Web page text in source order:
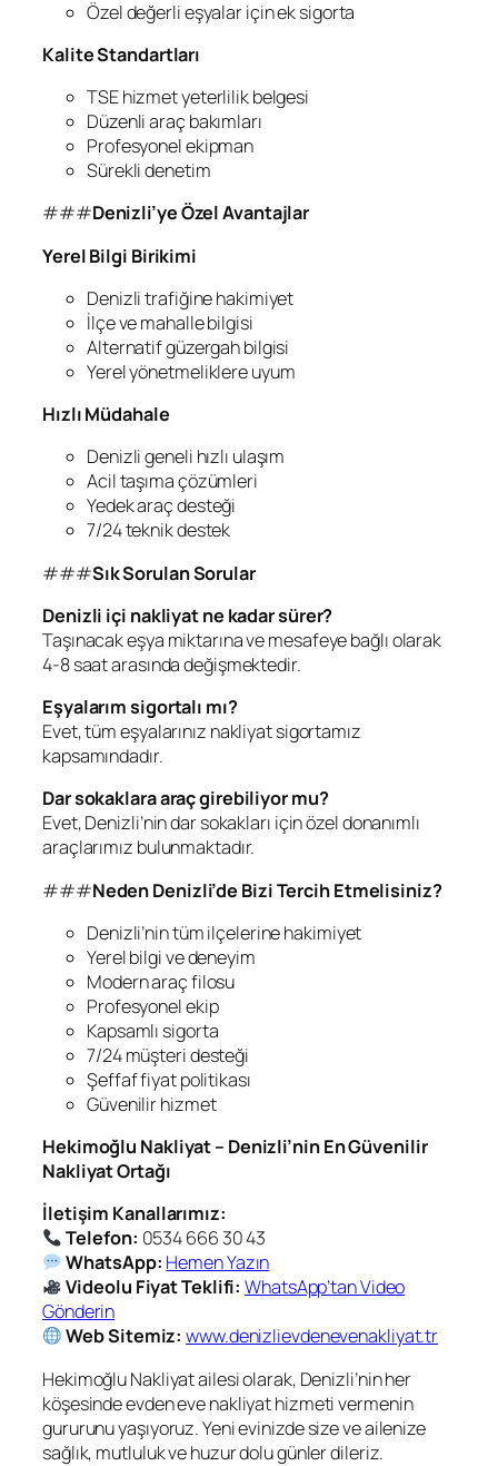
Özel değerli eşyalar için ek sigorta
Kalite Standartları
TSE hizmet yeterlilik belgesi
Düzenli araç bakımları
Profesyonel ekipman
Sürekli denetim
###Denizli’ye Özel Avantajlar
Yerel Bilgi Birikimi
Denizli trafiğine hakimiyet
İlçe ve mahalle bilgisi
Alternatif güzergah bilgisi
Yerel yönetmeliklere uyum
Hızlı Müdahale
Denizli geneli hızlı ulaşım
Acil taşıma çözümleri
Yedek araç desteği
7/24 teknik destek
###Sık Sorulan Sorular
Denizli içi nakliyat ne kadar sürer?
Taşınacak eşya miktarına ve mesafeye bağlı olarak
4-8 saat arasında değişmektedir.
Eşyalarım sigortalı mı?
Evet, tüm eşyalarınız nakliyat sigortamız
kapsamındadır.
Dar sokaklara araç girebiliyor mu?
Evet, Denizli’nin dar sokakları için özel donanımlı
araçlarımız bulunmaktadır.
###Neden Denizli’de Bizi Tercih Etmelisiniz?
Denizli’nin tüm ilçelerine hakimiyet
Yerel bilgi ve deneyim
Modern araç filosu
Profesyonel ekip
Kapsamlı sigorta
7/24 müşteri desteği
Şeffaf fiyat politikası
Güvenilir hizmet
Hekimoğlu Nakliyat – Denizli’nin En Güvenilir
Nakliyat Ortağı
İletişim Kanallarımız:
Telefon: 0534 666 30 43
WhatsApp: Hemen Yazın
Videolu Fiyat Teklifi: WhatsApp’tan Video
Gönderin
Web Sitemiz: www.denizlievdenevenakliyat.tr
Hekimoğlu Nakliyat ailesi olarak, Denizli’nin her
köşesinde evden eve nakliyat hizmeti vermenin
gururunu yaşıyoruz. Yeni evinizde size ve ailenize
sağlık, mutluluk ve huzur dolu günler dileriz.